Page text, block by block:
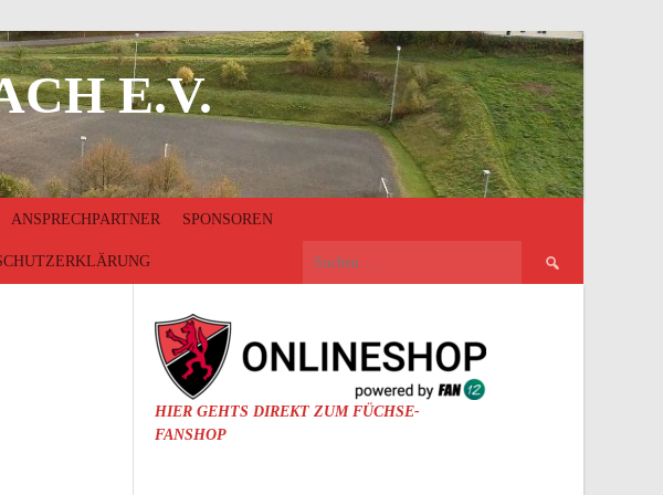
E.V.
ANSPRECHPARTNER SPONSOREN
Suchen
HIER GEHTS DIREKT ZUM FÜCHSE-
FANSHOP